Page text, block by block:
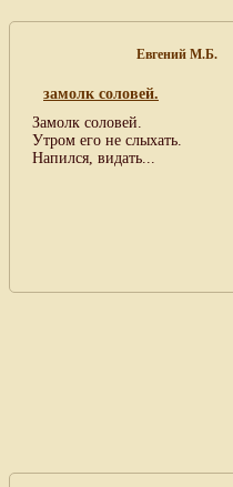
Евгений М.Б.
замолк соловей.
Замолк соловей.
Утром его не слыхать.
Напился, видать...